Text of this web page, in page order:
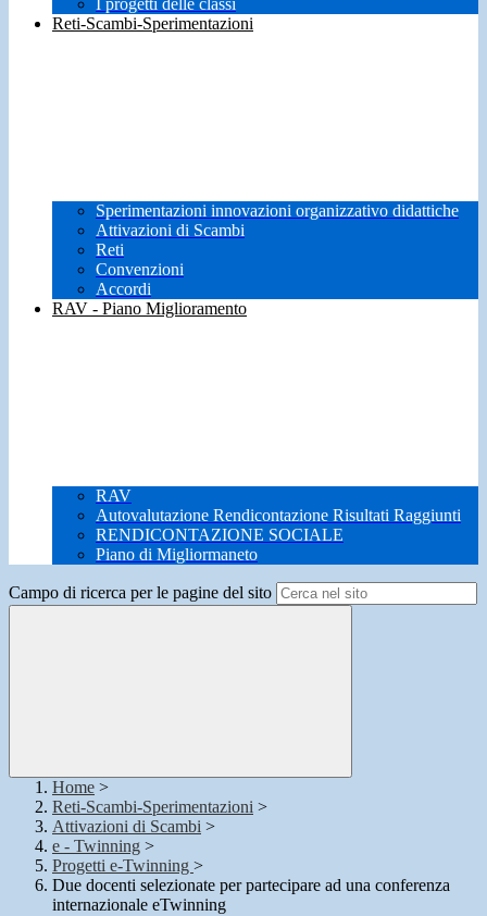
I progetti delle classi
Reti-Scambi-Sperimentazioni
Sperimentazioni innovazioni organizzativo didattiche
Attivazioni di Scambi
Reti
Convenzioni
Accordi
RAV - Piano Miglioramento
RAV
Autovalutazione Rendicontazione Risultati Raggiunti
RENDICONTAZIONE SOCIALE
Piano di Migliormaneto
Campo di ricerca per le pagine del sito
Home >
Reti-Scambi-Sperimentazioni >
Attivazioni di Scambi >
e - Twinning >
Progetti e-Twinning >
Due docenti selezionate per partecipare ad una conferenza
internazionale eTwinning